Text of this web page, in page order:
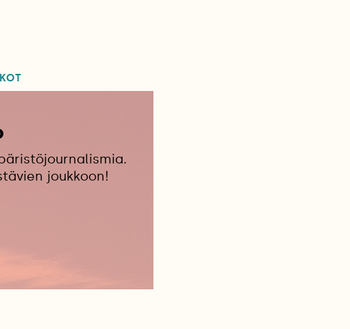
joukkoon!